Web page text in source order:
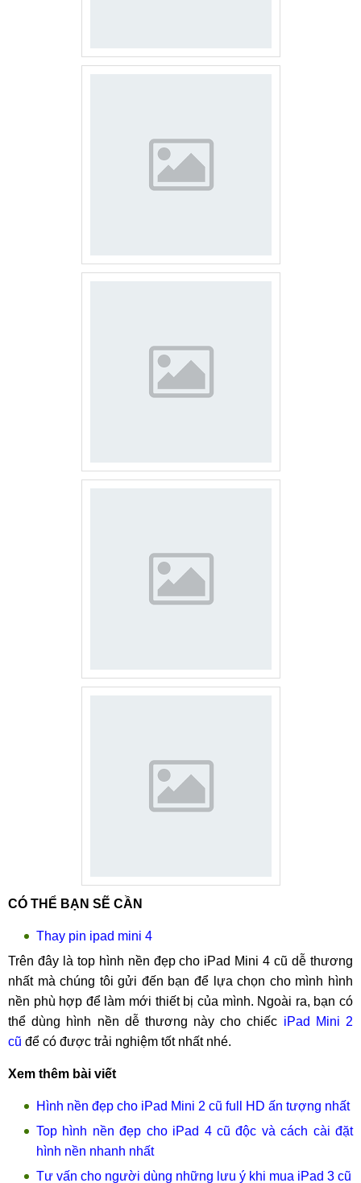
CÓ THỂ BẠN SẼ CẦN
Thay pin ipad mini 4
Trên đây là top hình nền đẹp cho iPad Mini 4 cũ dễ thương
nhất mà chúng tôi gửi đến bạn để lựa chọn cho mình hình
nền phù hợp để làm mới thiết bị của mình. Ngoài ra, bạn có
thể dùng hình nền dễ thương này cho chiếc iPad Mini 2
cũ để có được trải nghiệm tốt nhất nhé.
Xem thêm bài viết
Hình nền đẹp cho iPad Mini 2 cũ full HD ấn tượng nhất
Top hình nền đẹp cho iPad 4 cũ độc và cách cài đặt
hình nền nhanh nhất
Tư vấn cho người dùng những lưu ý khi mua iPad 3 cũ